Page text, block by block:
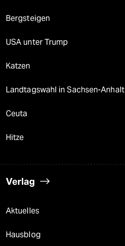
Bergsteigen
USA unter Trump
Katzen
Landtagswahl in Sachsen-Anhalt
Ceuta
Hitze
Verlag
Aktuelles
Hausblog